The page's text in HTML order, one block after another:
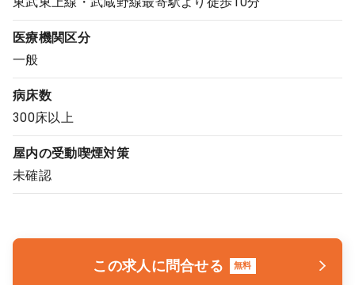
0120-337-613
クリニック開業
お問合せ
採用をお考えの医療機関の方
医療機関区分
一般
病床数
300床以上
屋内の受動喫煙対策
未確認
この求人に問合せる 無料